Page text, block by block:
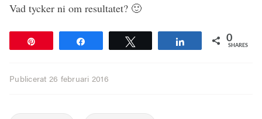
Vad tycker ni om resultatet? 🙂
Share 0
SHARES
Publicerat 26 februari 2016